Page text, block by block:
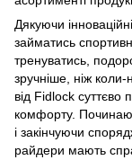
Дякуючи
займатись
тренуватись,
зручніше, ніж
від Fidlock суттєво
комфорту.
і закінчуючи
райдери мають